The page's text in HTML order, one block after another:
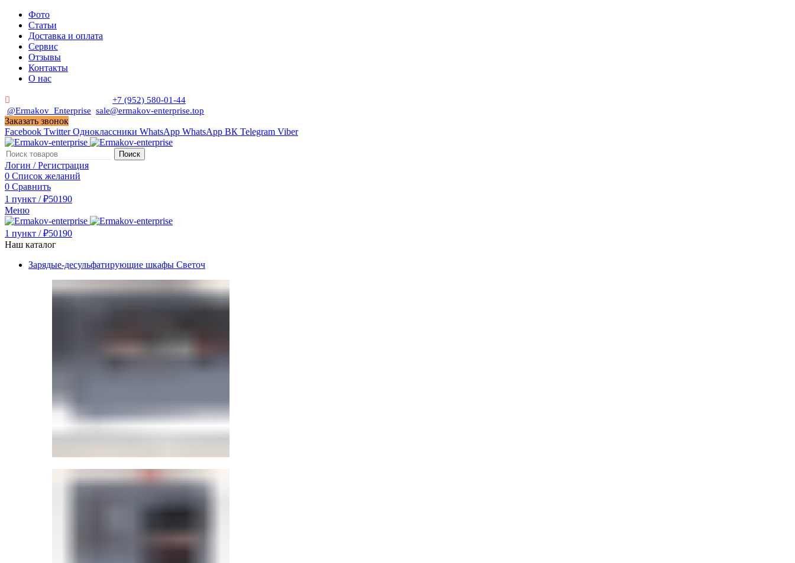
Фото
Статьи
Доставка и оплата
Сервис
Отзывы
Контакты
О нас
+7 (952) 580-01-44
@Ermakov_Enterprise sale@ermakov-enterprise.top
Заказать звонок
Facebook Twitter Одноклассники WhatsApp WhatsApp ВК Telegram Viber
Поиск
Логин / Регистрация
0 Список желаний
0 Сравнить
1 пункт / ₽50190
Меню
1 пункт / ₽50190
Наш каталог
Зарядые-десульфатирующие шкафы Светоч